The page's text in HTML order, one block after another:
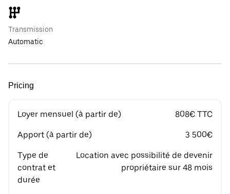
Transmission
Automatic
Pricing
Loyer mensuel (à partir de) 808€ TTC
Apport (à partir de) 3 500€
Type de
contrat et
durée
Location avec possibilité de devenir
propriétaire sur 48 mois